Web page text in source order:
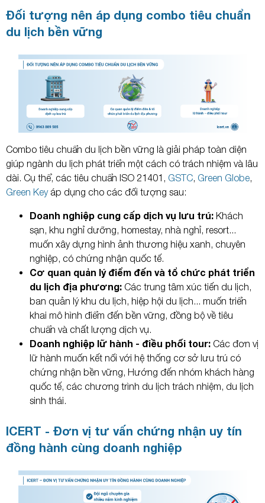
Đối tượng nên áp dụng combo tiêu chuẩn
du lịch bền vững
Combo tiêu chuẩn du lịch bền vững là giải pháp toàn diện
giúp ngành du lịch phát triển một cách có trách nhiệm và lâu
dài. Cụ thể, các tiêu chuẩn ISO 21401, GSTC, Green Globe,
Green Keyáp dụng cho các đối tượng sau:
Doanh nghiệp cung cấp dịch vụ lưu trú: Khách
sạn, khu nghỉ dưỡng, homestay, nhà nghỉ, resort...
muốn xây dựng hình ảnh thương hiệu xanh, chuyên
nghiệp, có chứng nhận quốc tế.
Cơ quan quản lý điểm đến và tổ chức phát triển
du lịch địa phương: Các trung tâm xúc tiến du lịch,
ban quản lý khu du lịch, hiệp hội du lịch... muốn triển
khai mô hình điểm đến bền vững, đồng bộ về tiêu
chuẩn và chất lượng dịch vụ.
Doanh nghiệp lữ hành - điều phối tour: Các đơn vị
lữ hành muốn kết nối với hệ thống cơ sở lưu trú có
chứng nhận bền vững, Hướng đến nhóm khách hàng
quốc tế, các chương trình du lịch trách nhiệm, du lịch
sinh thái.
ICERT - Đơn vị tư vấn chứng nhận uy tín
đồng hành cùng doanh nghiệp